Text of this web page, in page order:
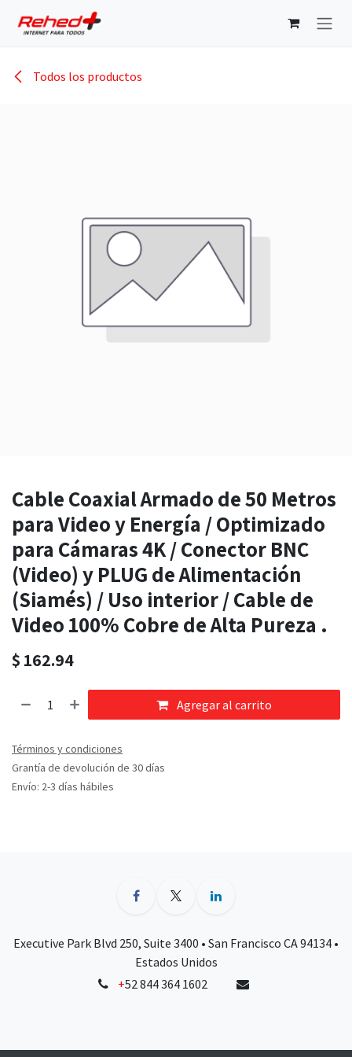
Todos los productos
Cable Coaxial Armado de 50 Metros
para Video y Energía / Optimizado
para Cámaras 4K / Conector BNC
(Video) y PLUG de Alimentación
(Siamés) / Uso interior / Cable de
Video 100% Cobre de Alta Pureza .
$ 162.94
Agregar al carrito
Términos y condiciones
Grantía de devolución de 30 días
Envío: 2-3 días hábiles
Executive Park Blvd 250, Suite 3400 • San Francisco CA 94134 •
Estados Unidos
+52 844 364 1602